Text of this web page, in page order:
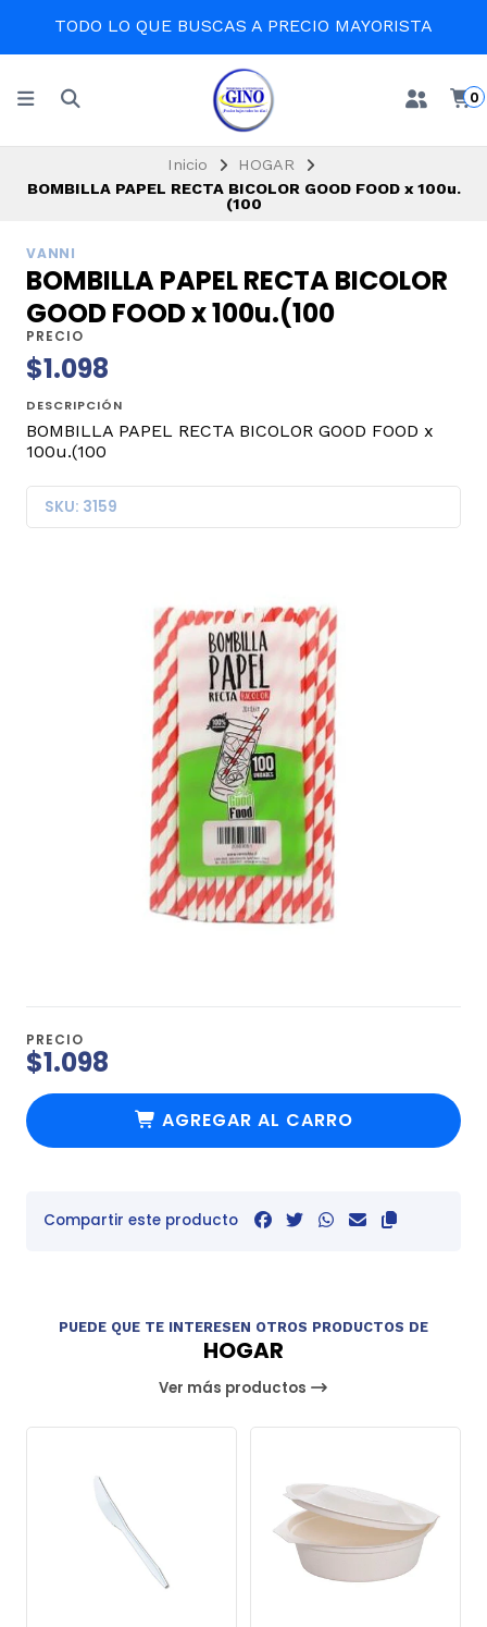
TODO LO QUE BUSCAS A PRECIO MAYORISTA
0
Inicio
HOGAR
BOMBILLA PAPEL RECTA BICOLOR GOOD FOOD x 100u.
(100
VANNI
BOMBILLA PAPEL RECTA BICOLOR
GOOD FOOD x 100u.(100
PRECIO
$1.098
DESCRIPCIÓN
BOMBILLA PAPEL RECTA BICOLOR GOOD FOOD x
100u.(100
SKU: 3159
PRECIO
$1.098
AGREGAR AL CARRO
Compartir este producto
PUEDE QUE TE INTERESEN OTROS PRODUCTOS DE
HOGAR
Ver más productos